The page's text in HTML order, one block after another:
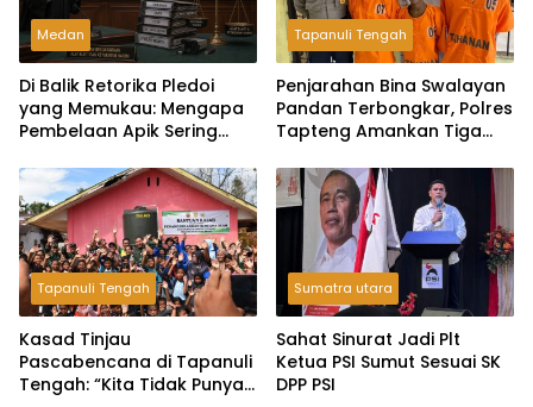
Medan
Di Balik Retorika Pledoi
yang Memukau: Mengapa
Pembelaan Apik Sering
Tapanuli Tengah
Penjarahan Bina Swalayan
Pandan Terbongkar, Polres
Tapteng Amankan Tiga
Tapanuli Tengah
Kasad Tinjau
Pascabencana di Tapanuli
Tengah: “Kita Tidak Punya
Sumatra utara
Sahat Sinurat Jadi Plt
Ketua PSI Sumut Sesuai SK
DPP PSI